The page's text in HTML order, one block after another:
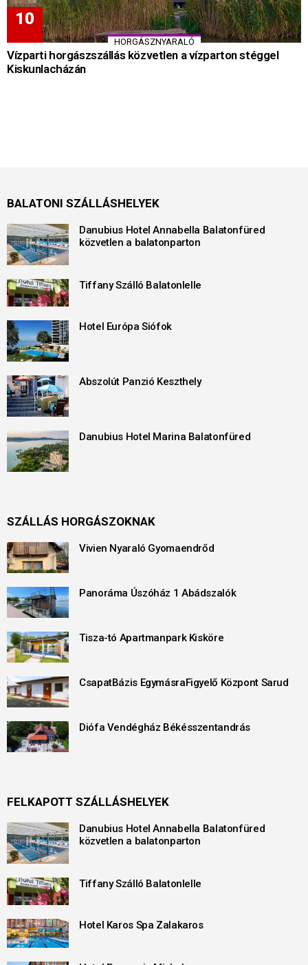
HORGÁSZNYARALÓ
Vízparti horgászszállás közvetlen a vízparton stéggel
Kiskunlacházán
BALATONI SZÁLLÁSHELYEK
Danubius Hotel Annabella Balatonfüred
közvetlen a balatonparton
Tiffany Szálló Balatonlelle
Hotel Európa Siófok
Abszolút Panzió Keszthely
Danubius Hotel Marina Balatonfüred
SZÁLLÁS HORGÁSZOKNAK
Vivien Nyaraló Gyomaendrőd
Panoráma Úszóház 1 Abádszalók
Tisza-tó Apartmanpark Kisköre
CsapatBázis EgymásraFigyelő Központ Sarud
Diófa Vendégház Békésszentandrás
FELKAPOTT SZÁLLÁSHELYEK
Danubius Hotel Annabella Balatonfüred
közvetlen a balatonparton
Tiffany Szálló Balatonlelle
Hotel Karos Spa Zalakaros